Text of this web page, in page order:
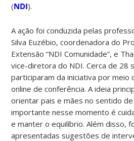
(NDI).
A ação foi conduzida pelas
Silva Euzébio, coordenadora do
Extensão “NDI Comunidade”, e
vice-diretora do NDI. Cerca de 28
participaram da iniciativa por meio
online de conferência. A ideia
orientar pais e mães no sentido
importante nesse momento é
e manter o equilíbrio. Além disso,
apresentadas sugestões de